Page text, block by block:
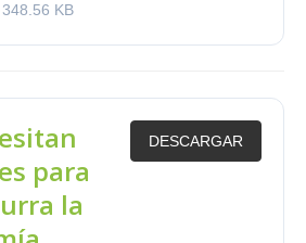
348.56 KB
para
la
DESCARGAR